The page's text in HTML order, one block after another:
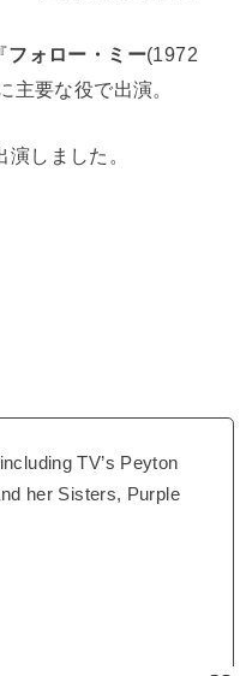
フォロー・ミー(1972
主要な役で出演。
しました。
TV’s Peyton
her Sisters, Purple